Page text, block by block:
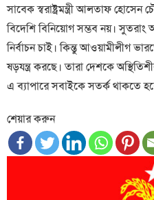
সাবেক স্বরাষ্ট্রমন্ত্রী আলতাফ হোসেন
বিদেশি বিনিয়োগ সম্ভব নয়। সুতরাং
নির্বাচন চাই। কিন্তু আওয়ামীলীগ
ষড়যন্ত্র করছে। তারা দেশকে
এ ব্যাপারে সবাইকে সতর্ক থাকতে
শেয়ার করুন